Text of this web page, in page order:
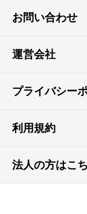
お問い合わせ
運営会社
プライバシー
利用規約
法人の方はこ